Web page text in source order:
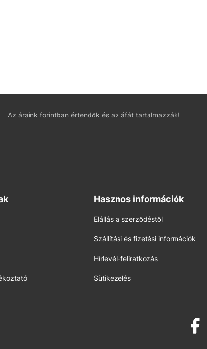
Az áraink forintban értendők és az áfát tartalmazzák!
Hasznos információk
Elállás a szerződéstől
Szállítási és fizetési információk
Hírlevél-feliratkozás
Sütikezelés